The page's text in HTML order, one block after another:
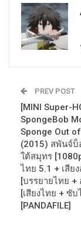
PREV POST
[MINI Super-
SpongeBob
Sponge Out
(2015) สพันจ์บ็
ใต้สมุทร
ไทย 5.1 + เสีย
[บรรยายไทย +
[เสียงไทย + ซับ
[PANDAFILE]